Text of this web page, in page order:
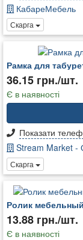
КабареМебель
Скарга
Рамка для
36.15 грн./шт.
Є в наявності
Показати
Stream Market -
Скарга
Ролик
13.88 грн./шт.
Є в наявності